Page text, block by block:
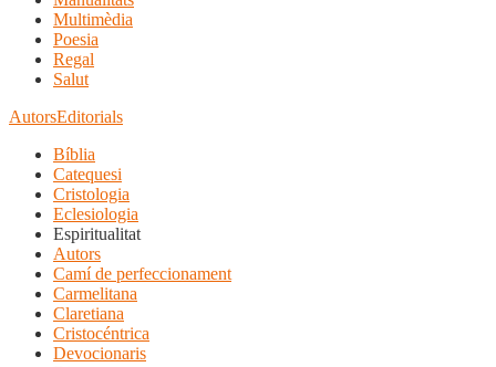
Multimèdia
Poesia
Regal
Salut
AutorsEditorials
Bíblia
Catequesi
Cristologia
Eclesiologia
Espiritualitat
Autors
Camí de perfeccionament
Carmelitana
Claretiana
Cristocéntrica
Devocionaris